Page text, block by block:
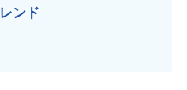
レンド